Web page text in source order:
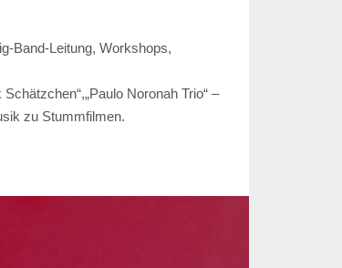
Band-Leitung, Workshops,
Noronah Trio“ –
zu Stummfilmen.